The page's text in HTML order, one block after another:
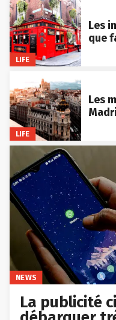
LIFE
Les
que
LIFE
Les
NEWS
La publicité